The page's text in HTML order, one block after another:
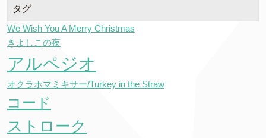
タグ
We Wish You A Merry Christmas
きよしこの夜
アルペジオ
オクラホマミキサー/Turkey in the Straw
コード
ストローク